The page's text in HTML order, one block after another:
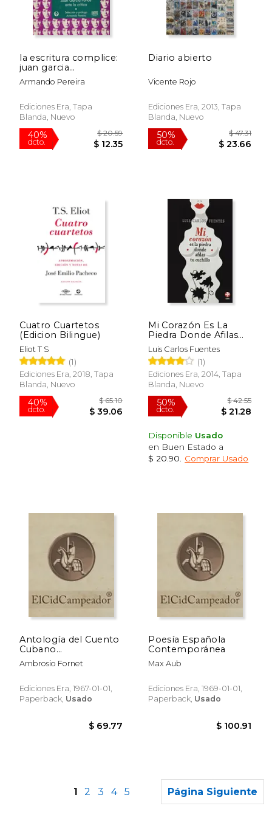
50% 40%
dcto.
$ 27.28
40%
la escritura complice:
juan garcia
ponceante la critica
Armando Pereira
Ediciones Era, Tapa
Blanda, Nuevo
Diario abierto
Vicente Rojo
Ediciones Era, 2013, Tapa
Blanda, Nuevo
Cuatro Cuartetos
(Edicion Bilingue)
Eliot T S
(1)
Ediciones Era, 2018, Tapa
Blanda, Nuevo
Mi Corazón Es La
Piedra Donde Afilas
Tu Cuchillo
Luis Carlos Fuentes
(1)
Ediciones Era, 2014, Tapa
Blanda, Nuevo
Disponible Usado
en Buen Estado a
$ 20.90
Comprar Usado
Antología del Cuento
Cubano
Contemporáneo
Ambrosio Fornet
Ediciones Era, 1967-01-01,
Paperback, Usado
Poesía Española
Contemporánea
Max Aub
Ediciones Era, 1969-01-01,
Paperback, Usado
1 2 3 4 5 Página Siguiente